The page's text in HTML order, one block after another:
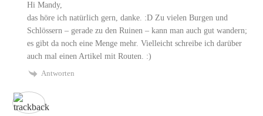
Hi Mandy,
das höre ich natürlich gern, danke. :D Zu vielen Burgen und
Schlössern – gerade zu den Ruinen – kann man auch gut wandern;
es gibt da noch eine Menge mehr. Vielleicht schreibe ich darüber
auch mal einen Artikel mit Routen. :)
Antworten